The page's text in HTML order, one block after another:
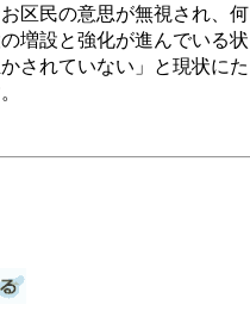
区民の意思が無視され、何
増設と強化が進んでいる状
されていない」と現状にた